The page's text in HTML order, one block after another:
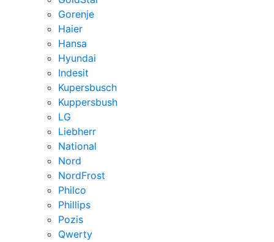
Gorenje
Haier
Hansa
Hyundai
Indesit
Kupersbusch
Kuppersbush
LG
Liebherr
National
Nord
NordFrost
Philco
Phillips
Pozis
Qwerty